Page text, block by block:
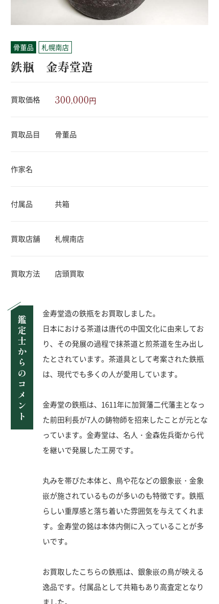
骨董品 札幌南店
鉄瓶 金寿堂造
買取価格 300,000円
買取品目 骨董品
作家名
付属品 共箱
買取店舗 札幌南店
買取方法 店頭買取
鑑定士からのコメント
金寿堂造の鉄瓶をお買取しました。
日本における茶道は唐代の中国文化に由来してお
り、その発展の過程で抹茶道と煎茶道を生み出し
たとされています。茶道具として考案された鉄瓶
は、現代でも多くの人が愛用しています。
金寿堂の鉄瓶は、1611年に加賀藩二代藩主となっ
た前田利長が7人の鋳物師を招来したことが元とな
っています。金寿堂は、名人・金森佐兵衛から代
を継いで発展した工房です。
丸みを帯びた本体と、鳥や花などの銀象嵌・金象
嵌が施されているものが多いのも特徴です。鉄瓶
らしい重厚感と落ち着いた雰囲気を与えてくれま
す。金寿堂の銘は本体内側に入っていることが多
いです。
お買取したこちらの鉄瓶は、銀象嵌の鳥が映える
逸品です。付属品として共箱もあり高査定となり